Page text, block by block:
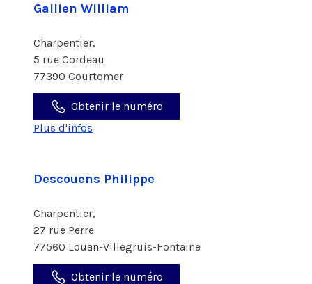
Gallien William
Charpentier,
5 rue Cordeau
77390 Courtomer
Obtenir le numéro
Plus d'infos
Descouens Philippe
Charpentier,
27 rue Perre
77560 Louan-Villegruis-Fontaine
Obtenir le numéro